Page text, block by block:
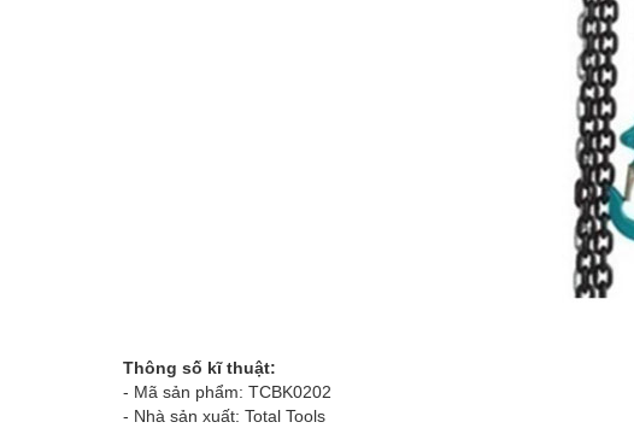
Thông số kĩ thuật:
- Mã sản phẩm: TCBK0202
- Nhà sản xuất: Total Tools